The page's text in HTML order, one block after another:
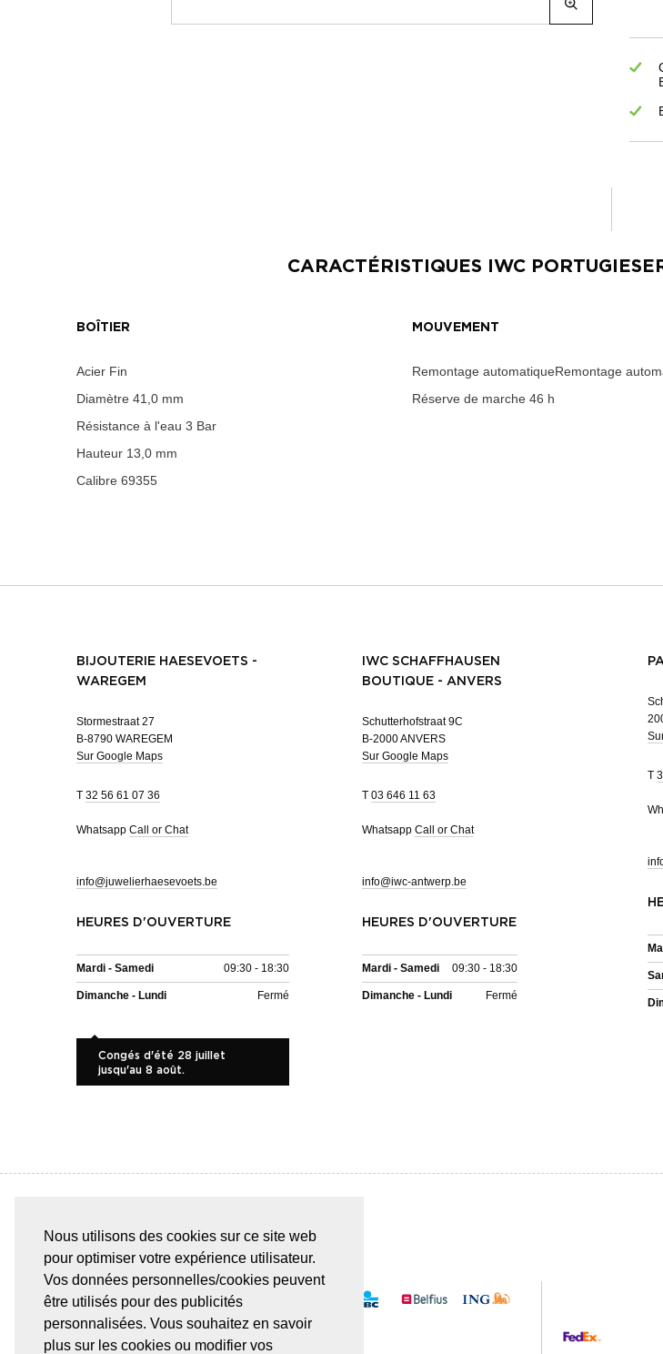
Nous utilisons des cookies sur ce site web
pour optimiser votre expérience utilisateur.
Vos données personnelles/cookies peuvent
être utilisés pour des publicités
personnalisées. Vous souhaitez en savoir
plus sur les cookies ou modifier vos
CARACTÉRISTIQUES IWC
BOÎTIER
Acier Fin
Diamètre 41,0 mm
Résistance à l'eau 3 Bar
Hauteur 13,0 mm
Calibre 69355
MOUVEMENT
Remontage automatiqueRemontage
Réserve de marche 46 h
BIJOUTERIE HAESEVOETS -
WAREGEM
Stormestraat 27
B-8790 WAREGEM
Sur Google Maps
T 32 56 61 07 36
Whatsapp Call or Chat
info@juwelierhaesevoets.be
HEURES D'OUVERTURE
Mardi - Samedi 09:30 - 18:30
Dimanche - Lundi Fermé
Congés d'été 28 juillet
jusqu'au 8 août.
IWC SCHAFFHAUSEN
BOUTIQUE - ANVERS
Schutterhofstraat 9C
B-2000 ANVERS
Sur Google Maps
T 03 646 11 63
Whatsapp Call or Chat
info@iwc-antwerp.be
HEURES D'OUVERTURE
Mardi - Samedi 09:30 - 18:30
Dimanche - Lundi Fermé
T
PAIEMENT SÛR & FACILE